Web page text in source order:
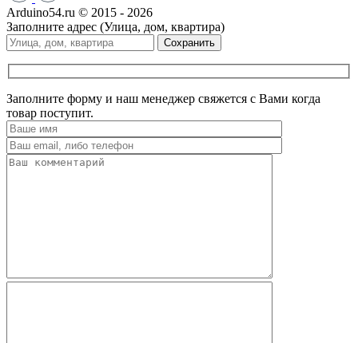
Arduino54.ru © 2015 - 2026
Заполните адрес (Улица, дом, квартира)
Сохранить
Заполните форму и наш менеджер свяжется с Вами когда
товар поступит.